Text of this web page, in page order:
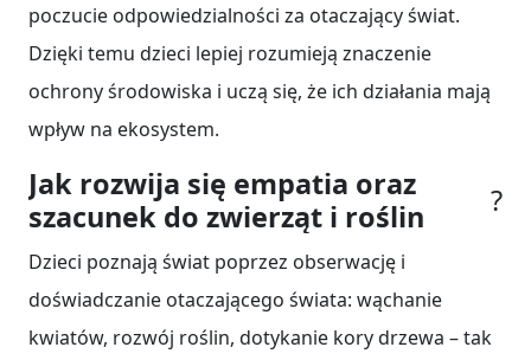
poczucie odpowiedzialności za otaczający świat.
Dzięki temu dzieci lepiej rozumieją znaczenie
ochrony środowiska i uczą się, że ich działania mają
wpływ na ekosystem.
Jak rozwija się empatia oraz
szacunek do zwierząt i roślin
?
Dzieci poznają świat poprzez obserwację i
doświadczanie otaczającego świata: wąchanie
kwiatów, rozwój roślin, dotykanie kory drzewa – tak